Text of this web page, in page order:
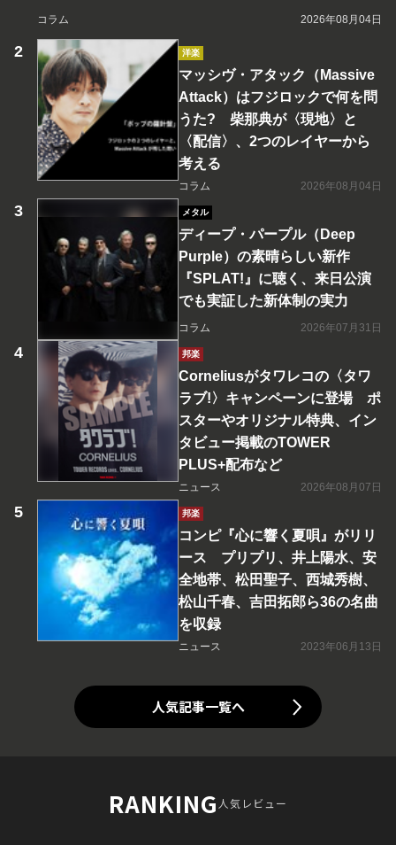
コラム 2026年08月04日
洋楽
マッシヴ・アタック（Massive
Attack）はフジロックで何を問
うた? 柴那典が〈現地〉と
〈配信〉、2つのレイヤーから
考える
コラム 2026年08月04日
メタル
ディープ・パープル（Deep
Purple）の素晴らしい新作
『SPLAT!』に聴く、来日公演
でも実証した新体制の実力
コラム 2026年07月31日
邦楽
Corneliusがタワレコの〈タワ
ラブ!〉キャンペーンに登場 ポ
スターやオリジナル特典、イン
タビュー掲載のTOWER
PLUS+配布など
ニュース 2026年08月07日
邦楽
コンピ『心に響く夏唄』がリリ
ース プリプリ、井上陽水、安
全地帯、松田聖子、西城秀樹、
松山千春、吉田拓郎ら36の名曲
を収録
ニュース 2023年06月13日
人気記事一覧へ
RANKING人気レビュー